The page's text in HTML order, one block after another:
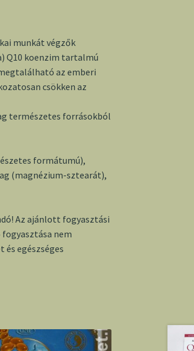
munkát végzők
Q10 koenzim tartalmú
az emberi
csökken az
természetes forrásokból
formátumú),
(magnézium-sztearát),
Az ajánlott fogyasztási
nem
egészséges